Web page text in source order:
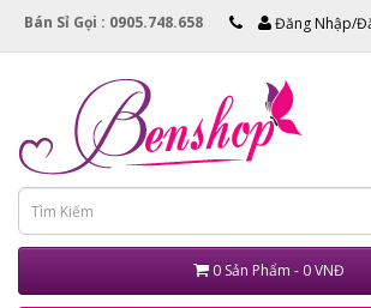
Bán Sỉ Gọi : 0905.748.658 Đăng Nhập/
0 Sản Phẩm - 0 VNĐ